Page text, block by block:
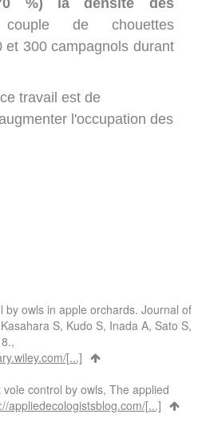
%) la densité des
de chouettes
et 300 campagnols durant
travail est de
l'occupation des
by owls in apple orchards. Journal of
S, Kudo S, Inada A, Sato S,
[...]
control by owls, The applied
appliedecologistsblog.com/[...]